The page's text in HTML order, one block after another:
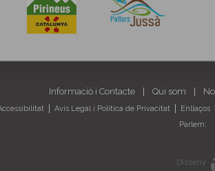
Informació i Contacte Qui som
Avís Legal i Política de Privacitat Enllaços
Parlem:
Disseny